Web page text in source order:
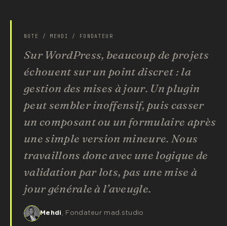
NOTE / MEHDI / FONDATEUR
Sur WordPress, beaucoup de projets
échouent sur un point discret : la
gestion des mises à jour. Un plugin
peut sembler inoffensif, puis casser
un composant ou un formulaire après
une simple version mineure. Nous
travaillons donc avec une logique de
validation par lots, pas une mise à
jour générale à l’aveugle.
Mehdi , Fondateur mad.studio